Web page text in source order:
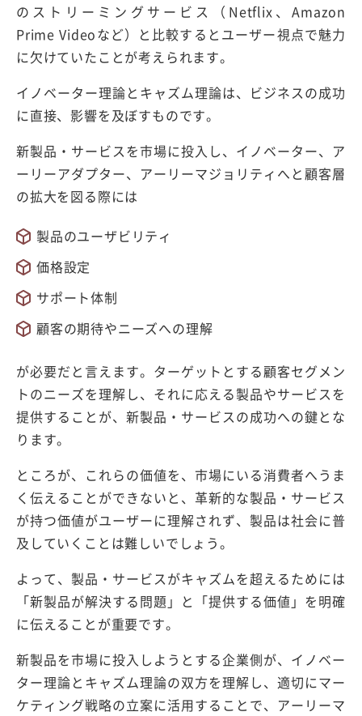
のストリーミングサービス（Netflix、Amazon
Prime Videoなど）と比較するとユーザー視点で魅力
に欠けていたことが考えられます。
イノベーター理論とキャズム理論は、ビジネスの成功
に直接、影響を及ぼすものです。
新製品・サービスを市場に投入し、イノベーター、ア
ーリーアダプター、アーリーマジョリティへと顧客層
の拡大を図る際には
製品のユーザビリティ
価格設定
サポート体制
顧客の期待やニーズへの理解
が必要だと言えます。ターゲットとする顧客セグメン
トのニーズを理解し、それに応える製品やサービスを
提供することが、新製品・サービスの成功への鍵とな
ります。
ところが、これらの価値を、市場にいる消費者へうま
く伝えることができないと、革新的な製品・サービス
が持つ価値がユーザーに理解されず、製品は社会に普
及していくことは難しいでしょう。
よって、製品・サービスがキャズムを超えるためには
「新製品が解決する問題」と「提供する価値」を明確
に伝えることが重要です。
新製品を市場に投入しようとする企業側が、イノベー
ター理論とキャズム理論の双方を理解し、適切にマー
ケティング戦略の立案に活用することで、アーリーマ